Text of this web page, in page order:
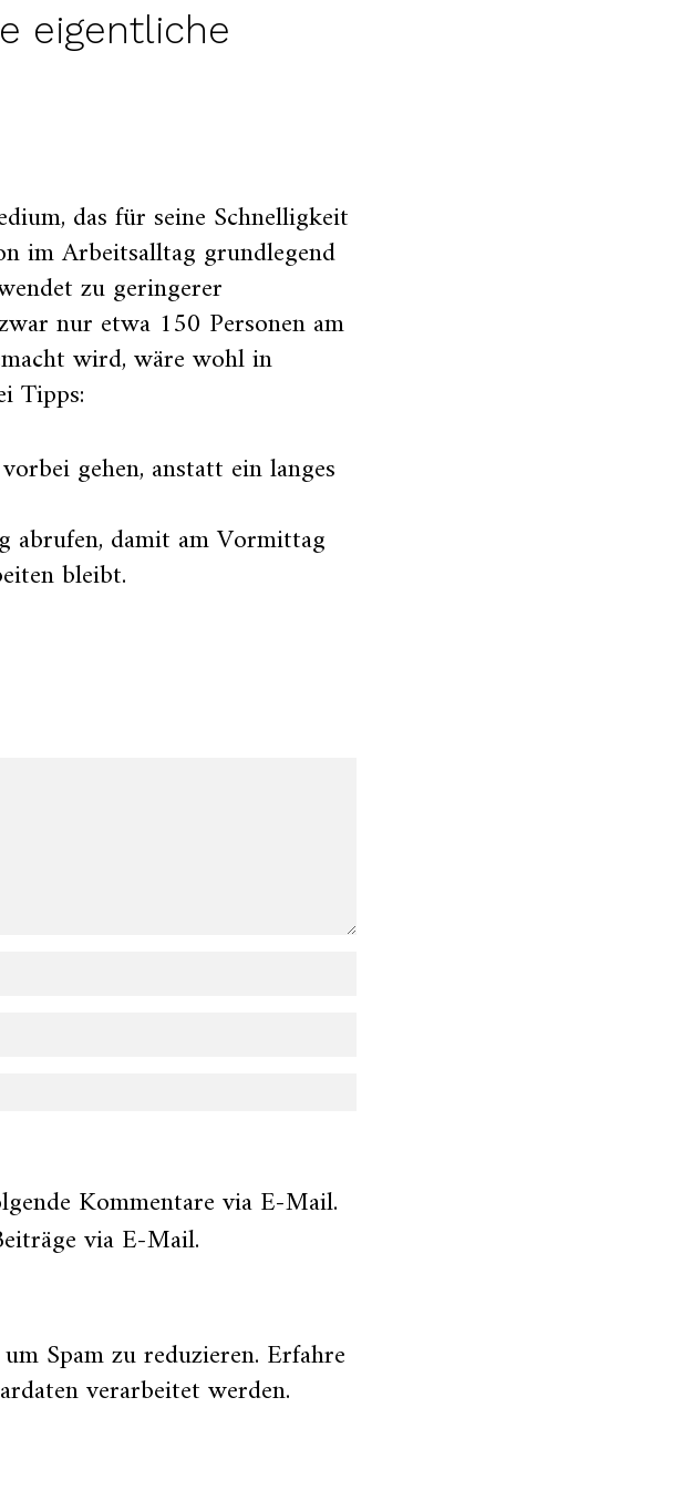
eigentliche
das für seine Schnelligkeit
im Arbeitsalltag grundlegend
zu geringerer
nur etwa 150 Personen am
wird, wäre wohl in
Tipps:
gehen, anstatt ein langes
abrufen, damit am Vormittag
bleibt.
Kommentare via E-Mail.
via E-Mail.
Spam zu reduzieren. Erfahre
verarbeitet werden.